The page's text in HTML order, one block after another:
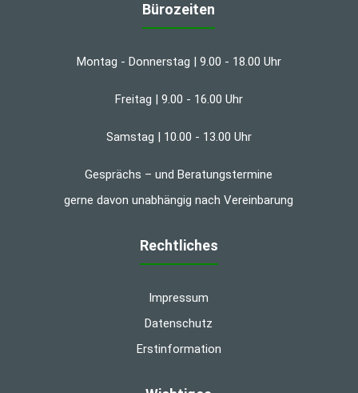
Bürozeiten
Montag - Donnerstag | 9.00 - 18.00 Uhr
Freitag | 9.00 - 16.00 Uhr
Samstag | 10.00 - 13.00 Uhr
Gesprächs – und Beratungstermine
gerne davon unabhängig nach Vereinbarung
Rechtliches
Impressum
Datenschutz
Erstinformation